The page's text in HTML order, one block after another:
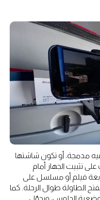
مدمجة، أو تكون شاشتها
تثبيت الجهاز أمام
فيلم أو مسلسل على
الطاولة طوال الرحلة. كما
الجلوس، ويحوّل